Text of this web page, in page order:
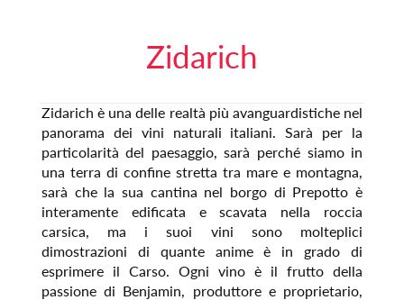
Zidarich
Zidarich è una delle realtà più avanguardistiche nel
panorama dei vini naturali italiani. Sarà per la
particolarità del paesaggio, sarà perché siamo in
una terra di confine stretta tra mare e montagna,
sarà che la sua cantina nel borgo di Prepotto è
interamente edificata e scavata nella roccia
carsica, ma i suoi vini sono molteplici
dimostrazioni di quante anime è in grado di
esprimere il Carso. Ogni vino è il frutto della
passione di Benjamin, produttore e proprietario,